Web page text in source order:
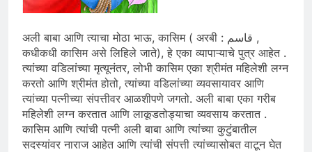
अली बाबा आणि त्याचा मोठा भाऊ, कासिम ( अरबी : قاسم ,
कधीकधी कासिम असे लिहिले जाते), हे एका व्यापाऱ्याचे पुत्र आहेत .
त्यांच्या वडिलांच्या मृत्यूनंतर, लोभी कासिम एका श्रीमंत महिलेशी लग्न
करतो आणि श्रीमंत होतो, त्यांच्या वडिलांच्या व्यवसायावर आणि
त्यांच्या पत्नीच्या संपत्तीवर आळशीपणे जगतो. अली बाबा एका गरीब
महिलेशी लग्न करतात आणि लाकूडतोड्याचा व्यवसाय करतात .
कासिम आणि त्यांची पत्नी अली बाबा आणि त्यांच्या कुटुंबातील
सदस्यांवर नाराज आहेत आणि त्यांची संपत्ती त्यांच्यासोबत वाटून घेत